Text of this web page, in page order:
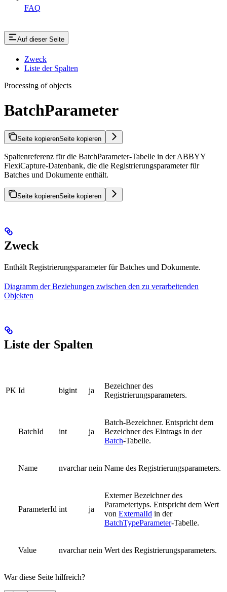
FAQ
Auf dieser Seite
Zweck
Liste der Spalten
Processing of objects
BatchParameter
Seite kopierenSeite kopieren
Spaltenreferenz für die BatchParameter-Tabelle in der ABBYY
FlexiCapture-Datenbank, die die Registrierungsparameter für
Batches und Dokumente enthält.
Seite kopierenSeite kopieren
Zweck
Enthält Registrierungsparameter für Batches und Dokumente.
Diagramm der Beziehungen zwischen den zu verarbeitenden
Objekten
Liste der Spalten
PK Id bigint ja
Bezeichner des
Registrierungsparameters.
BatchId int ja
Batch-Bezeichner. Entspricht dem
Bezeichner des Eintrags in der
Batch-Tabelle.
Name nvarchar nein Name des Registrierungsparameters.
ParameterId int ja
Externer Bezeichner des
Parametertyps. Entspricht dem Wert
von ExternalId in der
BatchTypeParameter-Tabelle.
Value nvarchar nein Wert des Registrierungsparameters.
War diese Seite hilfreich?